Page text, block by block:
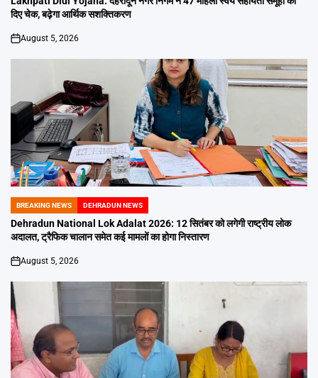
दिए चेक, बढ़ेगा आर्थिक सशक्तिकरण
on
August 5, 2026
POSTED
IN
BREAKING NEWS DEHRADUN NEWS
Dehradun National Lok Adalat 2026: 12 सितंबर को लगेगी राष्ट्रीय लोक
अदालत, ट्रैफिक चालान समेत कई मामलों का होगा निस्तारण
on
August 5, 2026